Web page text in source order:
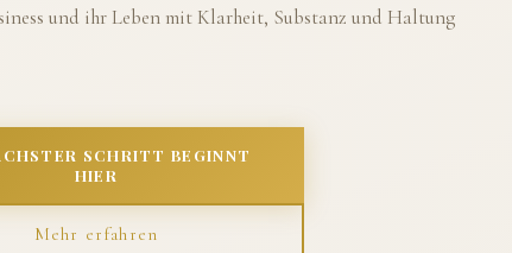
und ihr Leben mit Klarheit, Substanz und Haltung
SCHRITT BEGINNT
HIER
Mehr erfahren